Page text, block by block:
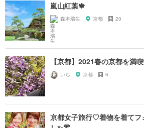
嵐山紅葉🍁
森本瑞生 京都 20
【京都】2021春の京都を満
いち 京都 6
京都女子旅行♡着物を着てフ